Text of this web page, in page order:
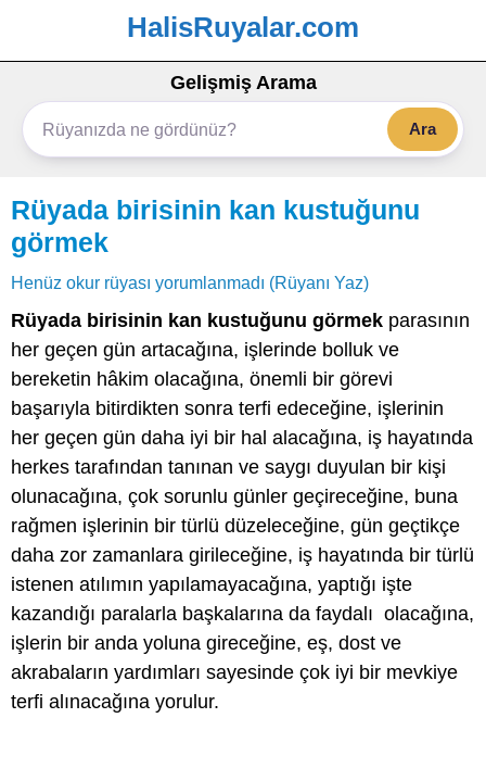
HalisRuyalar.com
Gelişmiş Arama
Ara
Rüyada birisinin kan kustuğunu
görmek
Henüz okur rüyası yorumlanmadı (Rüyanı Yaz)
Rüyada birisinin kan kustuğunu görmek parasının
her geçen gün artacağına, işlerinde bolluk ve
bereketin hâkim olacağına, önemli bir görevi
başarıyla bitirdikten sonra terfi edeceğine, işlerinin
her geçen gün daha iyi bir hal alacağına, iş hayatında
herkes tarafından tanınan ve saygı duyulan bir kişi
olunacağına, çok sorunlu günler geçireceğine, buna
rağmen işlerinin bir türlü düzeleceğine, gün geçtikçe
daha zor zamanlara girileceğine, iş hayatında bir türlü
istenen atılımın yapılamayacağına, yaptığı işte
kazandığı paralarla başkalarına da faydalı olacağına,
işlerin bir anda yoluna gireceğine, eş, dost ve
akrabaların yardımları sayesinde çok iyi bir mevkiye
terfi alınacağına yorulur.